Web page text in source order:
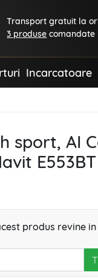
Transport gratuit la
3 produse comandate
Incarcatoare
sport, AI
E553BT
produs revine